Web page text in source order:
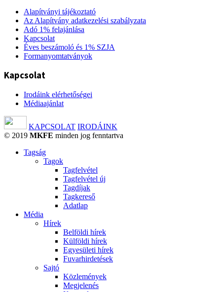
Alapítványi tájékoztató
Az Alapítvány adatkezelési szabályzata
Adó 1% felajánlása
Kapcsolat
Éves beszámoló és 1% SZJA
Formanyomtatványok
Kapcsolat
Irodáink elérhetőségei
Médiaajánlat
KAPCSOLAT IRODÁINK
© 2019 MKFE minden jog fenntartva
Tagság
Tagok
Tagfelvétel
Tagfelvétel új
Tagdíjak
Tagkereső
Adatlap
Média
Hírek
Belföldi hírek
Külföldi hírek
Egyesületi hírek
Fuvarhirdetések
Sajtó
Közlemények
Megjelenés